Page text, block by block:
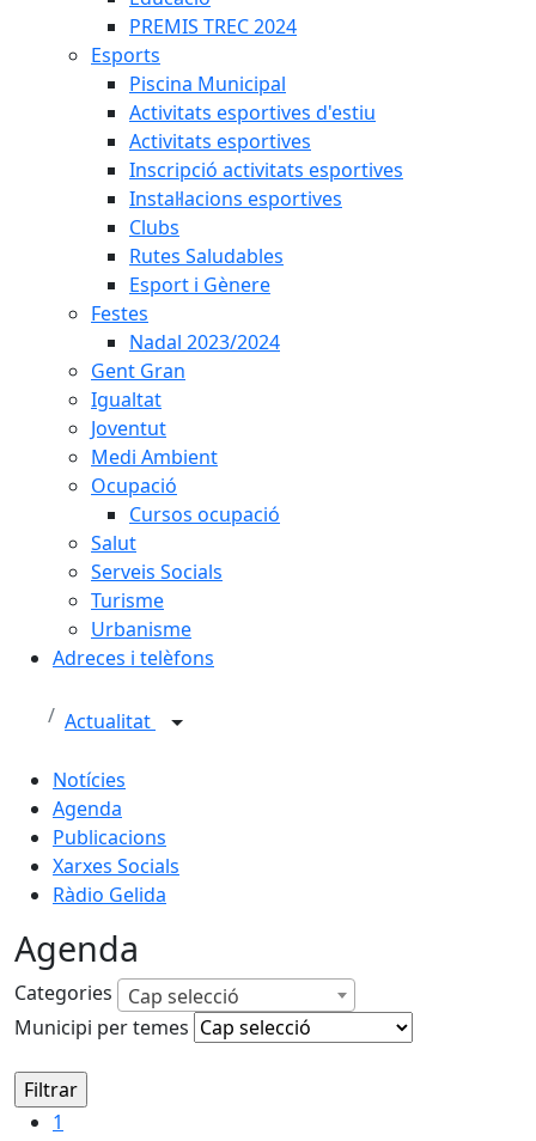
PREMIS TREC 2024
Esports
Piscina Municipal
Activitats esportives d'estiu
Activitats esportives
Inscripció activitats esportives
Instal·lacions esportives
Clubs
Rutes Saludables
Esport i Gènere
Festes
Nadal 2023/2024
Gent Gran
Igualtat
Joventut
Medi Ambient
Ocupació
Cursos ocupació
Salut
Serveis Socials
Turisme
Urbanisme
Adreces i telèfons
Actualitat
Notícies
Agenda
Publicacions
Xarxes Socials
Ràdio Gelida
Agenda
Categories
Cap selecció
Municipi per temes
1